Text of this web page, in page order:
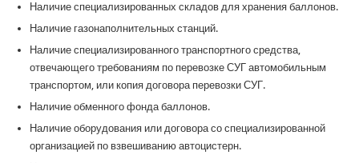
Наличие специализированных складов для хранения баллонов.
Наличие газонаполнительных станций.
Наличие специализированного транспортного средства,
отвечающего требованиям по перевозке СУГ автомобильным
транспортом, или копия договора перевозки СУГ.
Наличие обменного фонда баллонов.
Наличие оборудования или договора со специализированной
организацией по взвешиванию автоцистерн.